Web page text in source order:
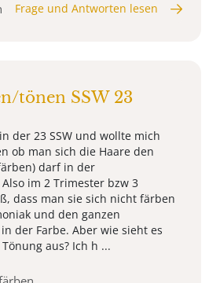
Frage und Antworten lesen
tönen SSW 23
der 23 SSW und wollte mich
ob man sich die Haare den
darf in der
im 2 Trimester bzw 3
dass man sie sich nicht färben
und den ganzen
der Farbe. Aber wie sieht es
aus? Ich h ...